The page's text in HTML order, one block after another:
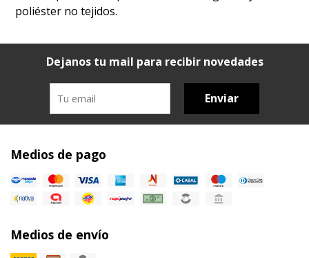
poliéster no tejidos.
Dejanos tu mail para recibir novedades
Enviar
Medios de pago
Medios de envío